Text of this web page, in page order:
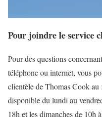
Pour joindre le service
Pour des questions
téléphone ou internet, vous
clientèle de Thomas Cook
disponible du lundi au
18h et les dimanches de 10h